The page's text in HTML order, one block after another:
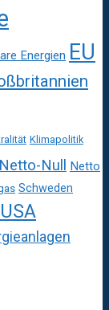
Energien EU
Klimapolitik
Netto-Null Netto
Schweden
USA